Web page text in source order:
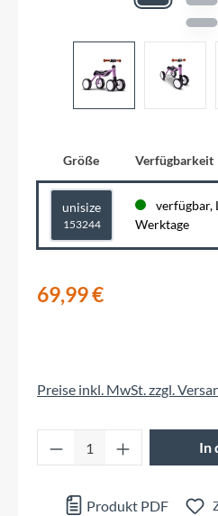
Größe Verfügbarkeit
unisize
153244
verfügbar,
Werktage
69,99 €
Preise inkl. MwSt. zzgl.
Produkt Anzahl: In
Produkt PDF